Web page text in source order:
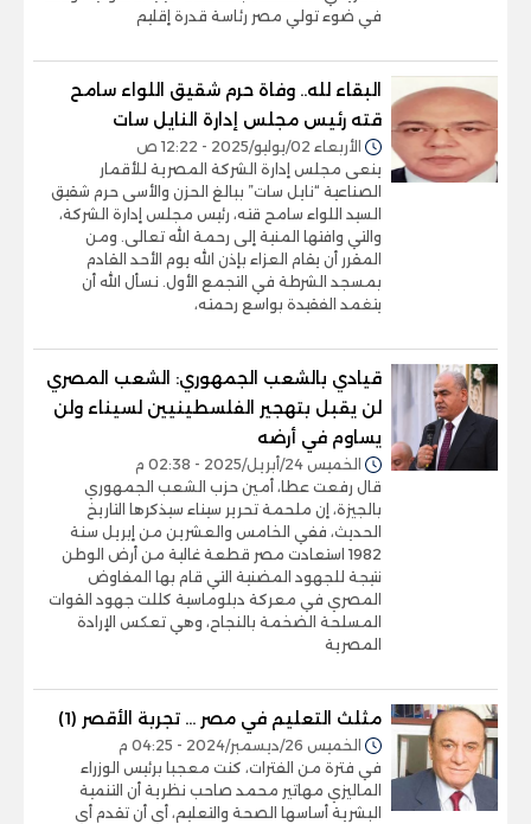
في ضوء تولي مصر رئاسة قدرة إقليم
البقاء لله.. وفاة حرم شقيق اللواء سامح
قته رئيس مجلس إدارة النايل سات
الأربعاء 02/يوليو/2025 - 12:22 ص
ينعى مجلس إدارة الشركة المصرية للأقمار
الصناعية “نايل سات” ببالغ الحزن والأسى حرم شقيق
السيد اللواء سامح قته، رئيس مجلس إدارة الشركة،
والتي وافتها المنية إلى رحمة الله تعالى. ومن
المقرر أن يقام العزاء بإذن الله يوم الأحد القادم
بمسجد الشرطة في التجمع الأول. نسأل الله أن
يتغمد الفقيدة بواسع رحمته،
قيادي بالشعب الجمهوري: الشعب المصري
لن يقبل بتهجير الفلسطينيين لسيناء ولن
يساوم في أرضه
الخميس 24/أبريل/2025 - 02:38 م
قال رفعت عطا، أمين حزب الشعب الجمهوري
بالجيزة، إن ملحمة تحرير سيناء سيذكرها التاريخ
الحديث، ففي الخامس والعشرين من إبريل سنة
1982 استعادت مصر قطعة غالية من أرض الوطن
نتيجة للجهود المضنية التي قام بها المفاوض
المصري في معركة دبلوماسية كللت جهود القوات
المسلحة الضخمة بالنجاح، وهي تعكس الإرادة
المصرية
مثلث التعليم في مصر ... تجربة الأقصر (1)
الخميس 26/ديسمبر/2024 - 04:25 م
في فترة من الفترات، كنت معجبا برئيس الوزراء
الماليزي مهاتير محمد صاحب نظرية أن التنمية
البشرية أساسها الصحة والتعليم، أي أن تقدم أي